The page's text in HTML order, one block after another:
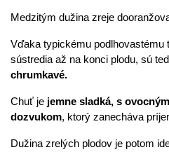
Medzitým dužina zreje
Vďaka typickému podlhovastému
sústredia až na konci plodu, sú
chrumkavé.
Chuť je jemne sladká, s
dozvukom, ktorý zanecháva
Dužina zrelých plodov je potom